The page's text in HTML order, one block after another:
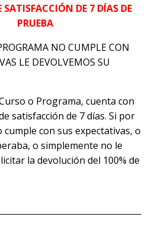
DE 7 DÍAS DE
PRUEBA
NO CUMPLE CON
LE DEVOLVEMOS SU
o Programa, cuenta con
satisfacción de 7 días. Si por
con sus expectativas, o
o simplemente no le
la devolución del 100% de